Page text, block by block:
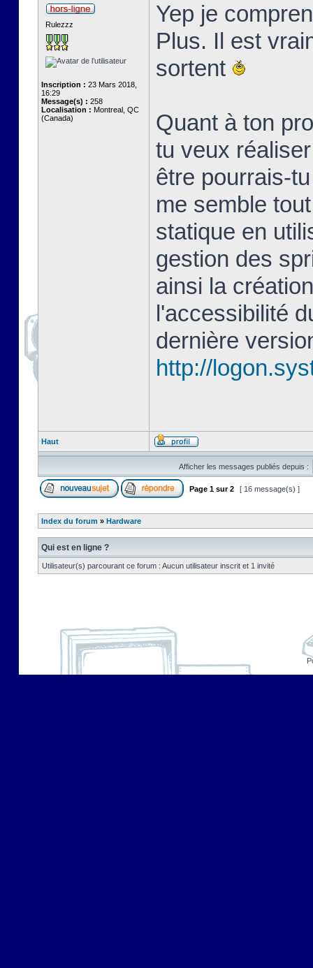
Rulezzz
Inscription : 23 Mars 2018,
16:29
Message(s) : 258
Localisation : Montreal, QC
(Canada)
Yep je
Plus. Il est
sortent
Quant à ton
tu veux
être pourrais-
me semble
statique en
gestion des
ainsi la
l'accessibilité
dernière
http://
Haut
Afficher les messages publiés depuis :
Page 1 sur2 [ 16 message(s) ]
Index du forum » Hardware
Qui est en ligne ?
Utilisateur(s) parcourant ce forum : Aucun utilisateur inscrit et 1 invité